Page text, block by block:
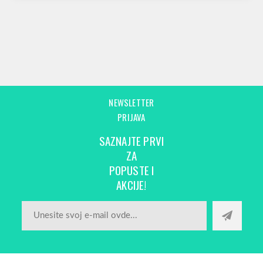
NEWSLETTER
PRIJAVA
SAZNAJTE PRVI
ZA
POPUSTE I
AKCIJE!